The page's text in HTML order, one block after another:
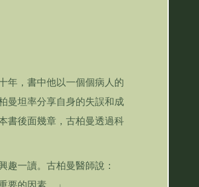
年，書中他以一個個病人的
曼坦率分享自身的失誤和成
書後面幾章，古柏曼透過科
趣一讀。古柏曼醫師說：